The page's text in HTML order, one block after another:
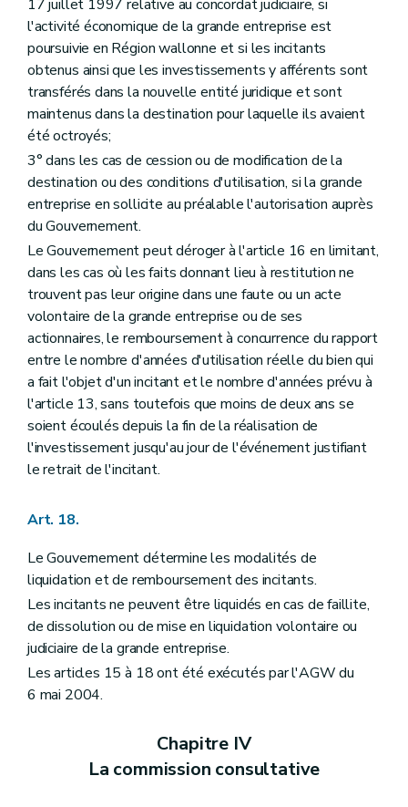
17 juillet 1997 relative au concordat judiciaire, si
l'activité économique de la grande entreprise est
poursuivie en Région wallonne et si les incitants
obtenus ainsi que les investissements y afférents sont
transférés dans la nouvelle entité juridique et sont
maintenus dans la destination pour laquelle ils avaient
été octroyés;
3° dans les cas de cession ou de modification de la
destination ou des conditions d'utilisation, si la grande
entreprise en sollicite au préalable l'autorisation auprès
du Gouvernement.
Le Gouvernement peut déroger à l'article 16 en limitant,
dans les cas où les faits donnant lieu à restitution ne
trouvent pas leur origine dans une faute ou un acte
volontaire de la grande entreprise ou de ses
actionnaires, le remboursement à concurrence du rapport
entre le nombre d'années d'utilisation réelle du bien qui
a fait l'objet d'un incitant et le nombre d'années prévu à
l'article 13, sans toutefois que moins de deux ans se
soient écoulés depuis la fin de la réalisation de
l'investissement jusqu'au jour de l'événement justifiant
le retrait de l'incitant.
Art. 18.
Le Gouvernement détermine les modalités de
liquidation et de remboursement des incitants.
Les incitants ne peuvent être liquidés en cas de faillite,
de dissolution ou de mise en liquidation volontaire ou
judiciaire de la grande entreprise.
Les articles 15 à 18 ont été exécutés par l'AGW du
6 mai 2004.
Chapitre IV
La commission consultative